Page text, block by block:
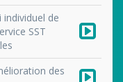
de
SST
des